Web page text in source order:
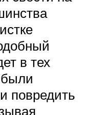
в тех
были
повредить